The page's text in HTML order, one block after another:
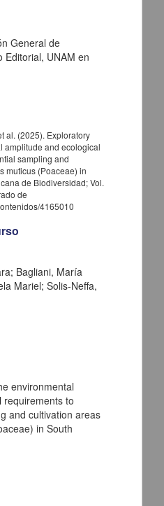
en la regulación de la
H.; Ortiz-Sánchez, Betsaida J.;
de Estudios Superiores
y humanas: una perspectiva
López, Eric Alejandro; Cabrera
Lexie; Alcántara-Hernández,
- Facultad de Estudios
General de
Editorial, UNAM en
al. (2025). Exploratory
amplitude and ecological
sampling and
muticus (Poaceae) in
de Biodiversidad; Vol.
de
4165010
Bagliani, María
Mariel; Solis-Neffa,
environmental
requirements to
and cultivation areas
in South